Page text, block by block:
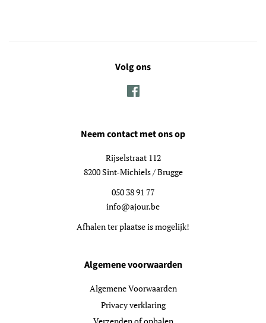
Volg ons
Neem contact met ons op
Rijselstraat 112
8200 Sint-Michiels / Brugge
050 38 91 77
info@ajour.be
Afhalen ter plaatse is mogelijk!
Algemene voorwaarden
Algemene Voorwaarden
Privacy verklaring